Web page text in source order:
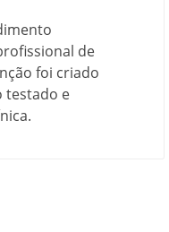
de
foi criado
testado e